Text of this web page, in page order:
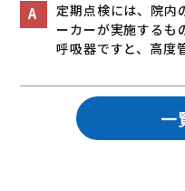
定期点検には、院内
ーカーが実施するも
呼吸器ですと、高度
一